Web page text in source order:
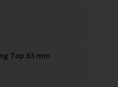
Top 63 mm